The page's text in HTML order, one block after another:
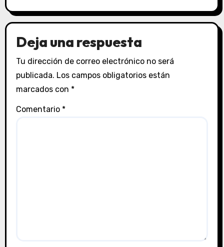
Deja una respuesta
Tu dirección de correo electrónico no será
publicada. Los campos obligatorios están
marcados con *
Comentario *